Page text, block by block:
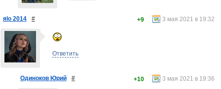
яlo 2014 # 3 мая 2021 в 19:32
+9
Ответить
Одиноков Юрий # 3 мая 2021 в 19:36
+10